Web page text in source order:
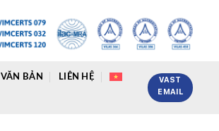
VĂN BẢN LIÊN HỆ
VAST
EMAIL